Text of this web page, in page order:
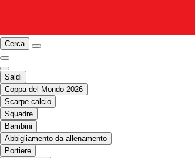
Cerca
Saldi
Coppa del Mondo 2026
Scarpe calcio
Squadre
Bambini
Abbigliamento da allenamento
Portiere